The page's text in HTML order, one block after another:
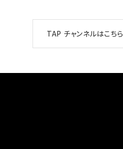
TAP チャンネルはこちら